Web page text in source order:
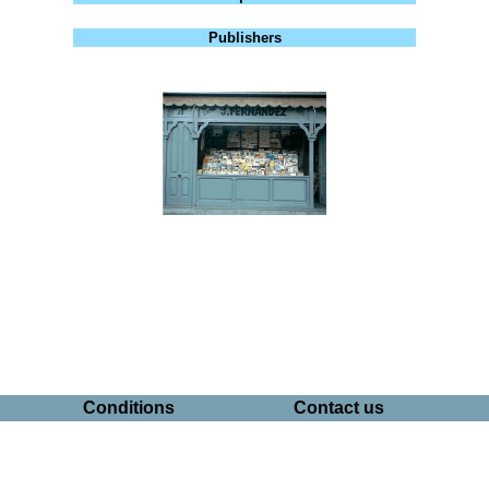
Publishers
Conditions Contact us